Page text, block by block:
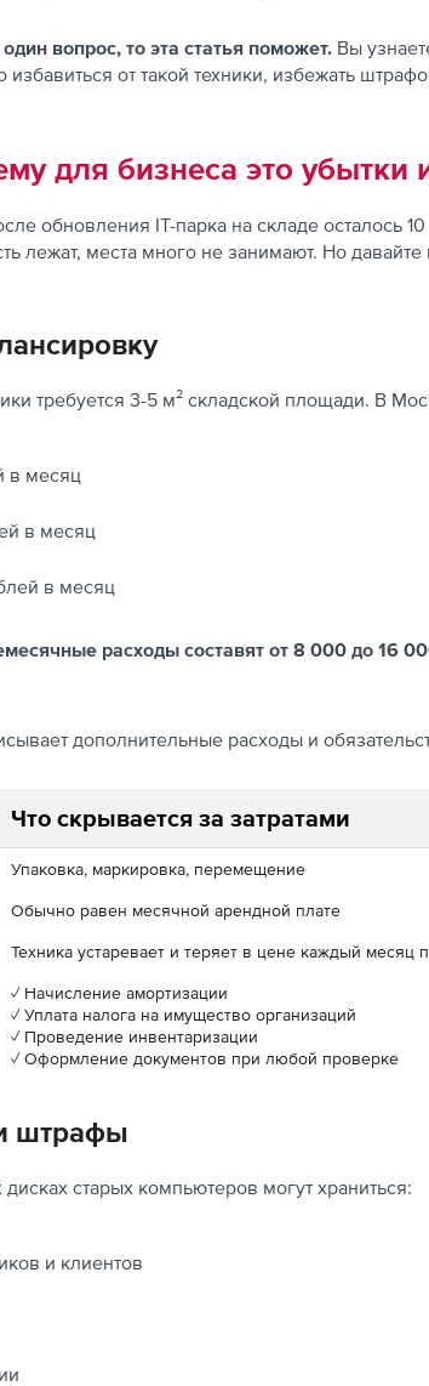
вопрос, то эта статья поможет. Вы
избавиться от такой техники, избежать
для бизнеса это убытки
обновления IT-парка на складе осталось
лежат, места много не занимают. Но
требуется 3-5 м² складской площади. В
в месяц
в месяц
в месяц
расходы составят от 8 000 до 16
дополнительные расходы и
Что скрывается за затратами
Упаковка, маркировка, перемещение
Обычно равен месячной арендной плате
Техника устаревает и теряет в цене каждый месяц
✓ Начисление амортизации
✓ Уплата налога на имущество организаций
✓ Проведение инвентаризации
✓ Оформление документов при любой проверке
штрафы
дисках старых компьютеров могут храниться:
и клиентов